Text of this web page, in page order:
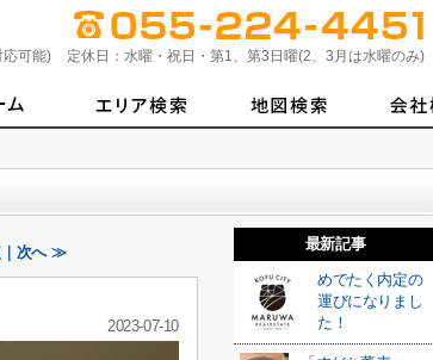
可能) 定休日： 水曜・祝日・第1、第3日曜(2、3月は水曜のみ)
｜次へ ≫
2023-07-10
最新記事
めでたく内定の
運びになりまし
た！